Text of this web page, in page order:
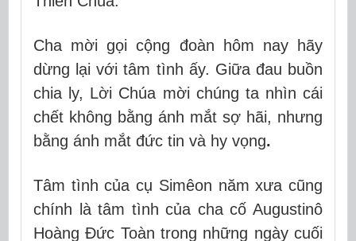
Cha mời gọi cộng đoàn hôm nay hãy
dừng lại với tâm tình ấy. Giữa đau buồn
chia ly, Lời Chúa mời chúng ta nhìn cái
chết không bằng ánh mắt sợ hãi, nhưng
bằng ánh mắt đức tin và hy vọng.
Tâm tình của cụ Simêon năm xưa cũng
chính là tâm tình của cha cố Augustinô
Hoàng Đức Toàn trong những ngày cuối